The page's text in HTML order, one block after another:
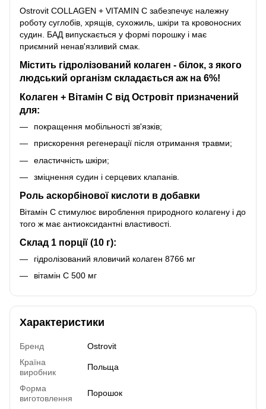
Ostrovit COLLAGEN + VITAMIN C забезпечує належну
роботу суглобів, хрящів, сухожиль, шкіри та кровоносних
судин. БАД випускається у формі порошку і має
приємний ненав'язливий смак.
Містить гідролізований колаген - білок, з якого
людський організм складається аж на 6%!
Колаген + Вітамін С від Островіт призначений
для:
покращення мобільності зв'язків;
прискорення регенерації після отримання травми;
еластичність шкіри;
зміцнення судин і серцевих клапанів.
Роль аскорбінової кислоти в добавки
Вітамін С стимулює вироблення природного колагену і до
того ж має антиоксидантні властивості.
Склад 1 порції (10 г):
гідролізований яловичий колаген 8766 мг
вітамін С 500 мг
Характеристики
Бренд
Ostrovit
Країна
виробник
Польща
Форма
виготовлення
Порошок